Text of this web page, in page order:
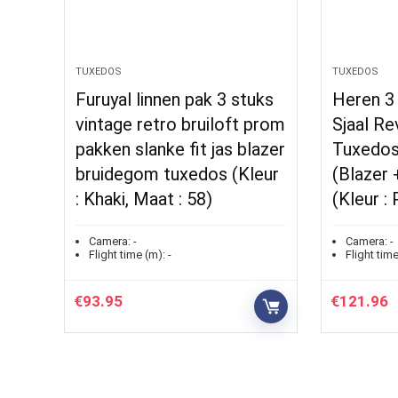
TUXEDOS
Furuyal linnen pak 3 stuks
vintage retro bruiloft prom
pakken slanke fit jas blazer
bruidegom tuxedos (Kleur
: Khaki, Maat : 58)
Camera: -
Flight time (m): -
€93.95
TUXEDOS
Heren
Sjaal
(Blazer
(Kleur :
Camera:-
Flight
€121.96